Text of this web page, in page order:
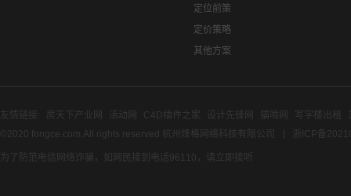
定位前策
定价策略
其他方案
友情链接: 房天下产业网 活动网 C4D插件之家 设计先锋网 猫啃网 写字楼出租
©2020 fongce.com.All rights reserved 杭州烽格网络科技有限公司
浙ICP备
为了防范电信网络诈骗，如网民接到电话96110，请立即接听